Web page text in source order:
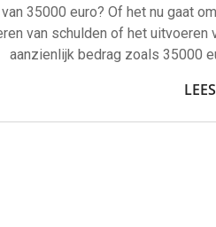
35000 euro? Of het nu gaat
van schulden of het uitvoeren
aanzienlijk bedrag zoals 35000